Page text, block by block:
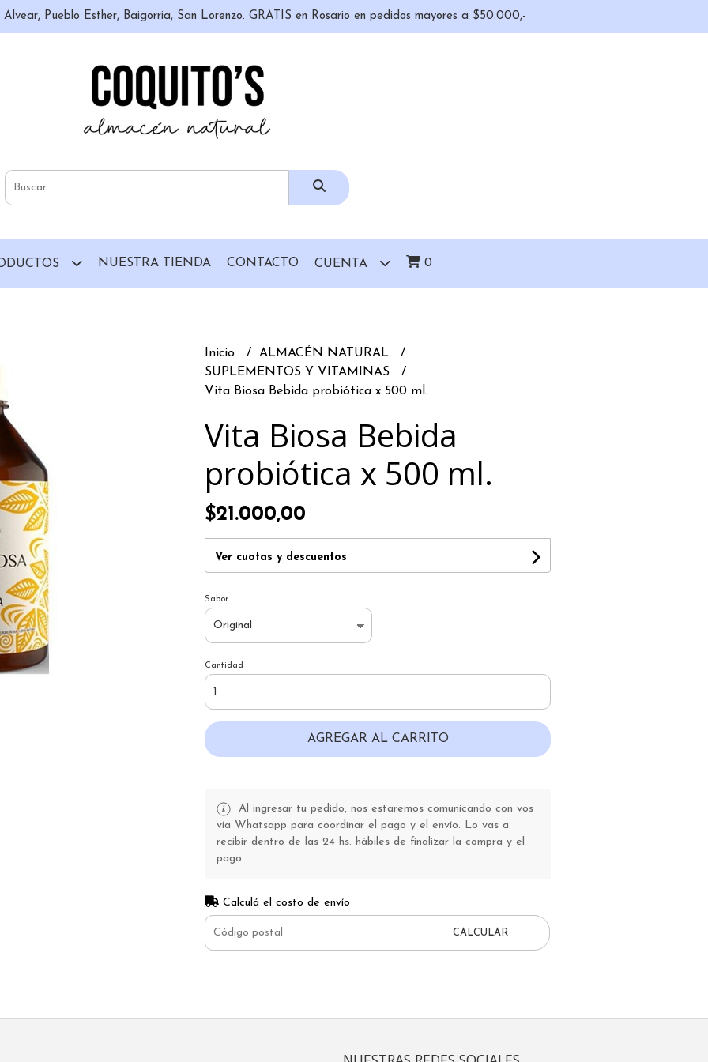
Alvear, Pueblo Esther, Baigorria, San Lorenzo. GRATIS en Rosario en pedidos mayores a $50.000,-
NUESTRA TIENDA CONTACTO CUENTA 0
Inicio
ALMACÉN NATURAL
SUPLEMENTOS Y VITAMINAS
Vita Biosa Bebida probiótica x 500 ml.
Vita Biosa Bebida
probiótica x 500 ml.
$21.000,00
Ver cuotas y descuentos
Sabor
Cantidad
AGREGAR AL CARRITO
Al ingresar tu pedido, nos estaremos comunicando con vos
vía Whatsapp para coordinar el pago y el envío. Lo vas a
recibir dentro de las 24 hs. hábiles de finalizar la compra y el
pago.
Calculá el costo de envío
CALCULAR